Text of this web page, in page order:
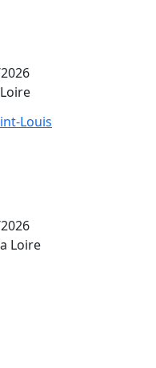
Louis
Loire